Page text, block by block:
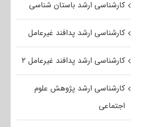
کارشناسی ارشد باستان شناسی
کارشناسی ارشد پدافند غیرعامل
کارشناسی ارشد پدافند غیرعامل ۲
کارشناسی ارشد پژوهش علوم
اجتماعی